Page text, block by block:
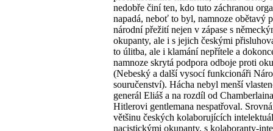
nedobře činí ten, kdo tuto záchranou
napadá, neboť to byl, namnoze obětavý
národní přežití nejen v zápase s
okupanty, ale i s jejich českými
to úlitba, ale i klamání nepřítele a
namnoze skrytá podpora odboje proti
(Nebeský a další vysocí funkcionáři
souručenství). Hácha nebyl menší
generál Eliáš a na rozdíl od
Hitlerovi gentlemana nespatřoval.
většinu českých kolaborujících
nacistickými okupanty, s kolaboranty-